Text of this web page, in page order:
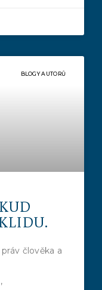
BLOGY AUTORŮ
člověka a